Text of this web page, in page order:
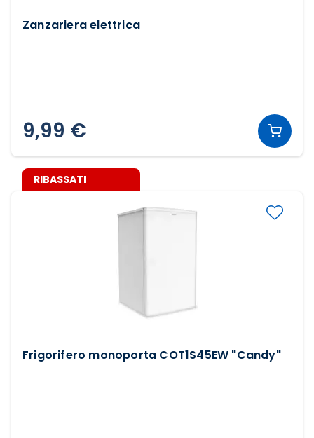
Zanzariera elettrica
9,99 €
Frigorifero monoporta COT1S45EW "Candy"
RIBASSATI